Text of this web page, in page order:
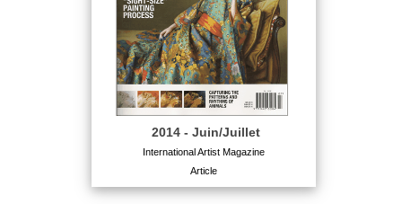
2014 - Juin/Juillet
International Artist Magazine
Article